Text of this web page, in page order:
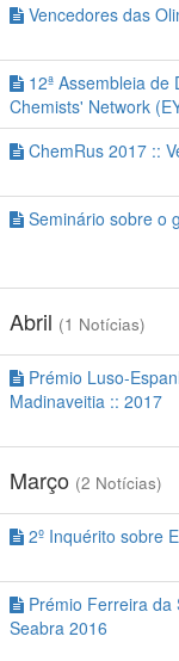
Vencedores das
12ª Assembleia de
Chemists' Network
ChemRus 2017 ::
Seminário sobre o
Abril (1 Notícias)
Prémio Luso-
Madinaveitia :: 2017
Março (2 Notícias)
2º Inquérito sobre
Prémio Ferreira da
Seabra 2016